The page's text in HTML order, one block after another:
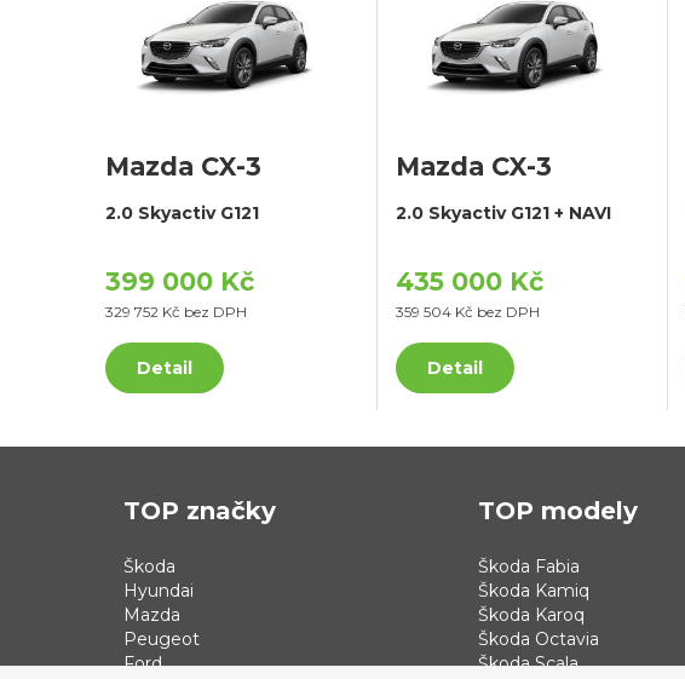
Mazda CX-3
2.0 Skyactiv G121
399 000 Kč
329 752 Kč bez DPH
Detail
Mazda CX-3
2.0 Skyactiv G121 + NAVI
435 000 Kč
359 504 Kč bez DPH
Detail
TOP značky
Škoda
Hyundai
Mazda
Peugeot
Ford
TOP modely
Škoda Fabia
Škoda Kamiq
Škoda Karoq
Škoda Octavia
Škoda Scala